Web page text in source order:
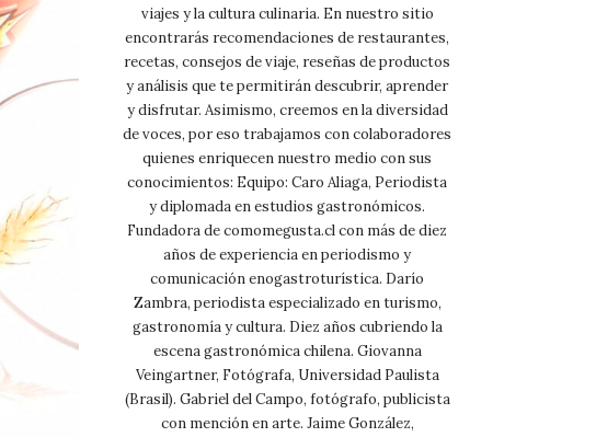
viajes y la cultura culinaria. En nuestro sitio
encontrarás recomendaciones de restaurantes,
recetas, consejos de viaje, reseñas de productos
y análisis que te permitirán descubrir, aprender
y disfrutar. Asimismo, creemos en la diversidad
de voces, por eso trabajamos con colaboradores
quienes enriquecen nuestro medio con sus
conocimientos: Equipo: Caro Aliaga, Periodista
y diplomada en estudios gastronómicos.
Fundadora de comomegusta.cl con más de diez
años de experiencia en periodismo y
comunicación enogastroturística. Darío
Zambra, periodista especializado en turismo,
gastronomía y cultura. Diez años cubriendo la
escena gastronómica chilena. Giovanna
Veingartner, Fotógrafa, Universidad Paulista
(Brasil). Gabriel del Campo, fotógrafo, publicista
con mención en arte. Jaime González,